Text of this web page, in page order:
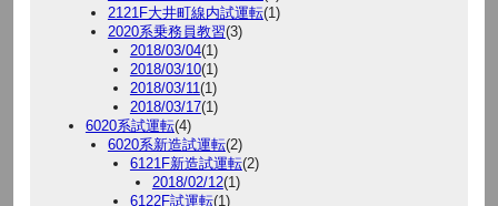
2121F大井町線内試運転(1)
2020系乗務員教習(3)
2018/03/04(1)
2018/03/10(1)
2018/03/11(1)
2018/03/17(1)
6020系試運転(4)
6020系新造試運転(2)
6121F新造試運転(2)
2018/02/12(1)
6122F試運転(1)